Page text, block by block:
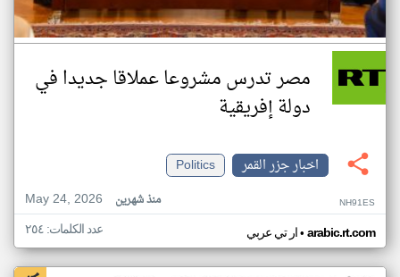
مصر تدرس مشروعا عملاقا جديدا في
دولة إفريقية
اخبار جزر القمر
Politics
May 24, 2026
منذ شهرين NH91ES
ار تي عربي• arabic.rt.com عدد الكلمات: ٢٥٤